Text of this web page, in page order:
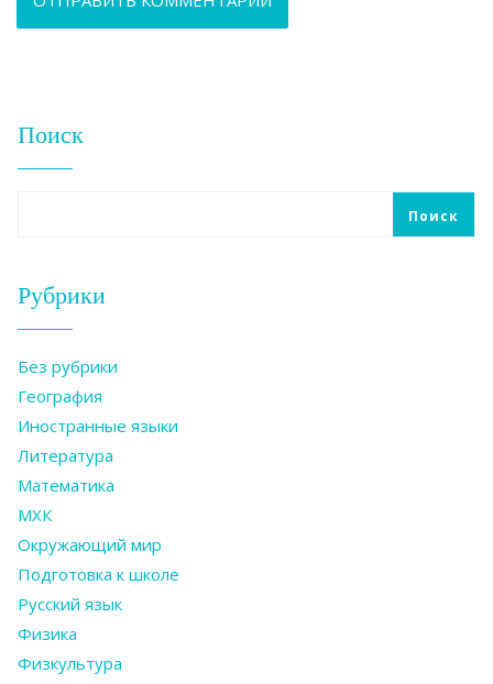
Поиск
Поиск
Рубрики
Без рубрики
География
Иностранные языки
Литература
Математика
МХК
Окружающий мир
Подготовка к школе
Русский язык
Физика
Физкультура